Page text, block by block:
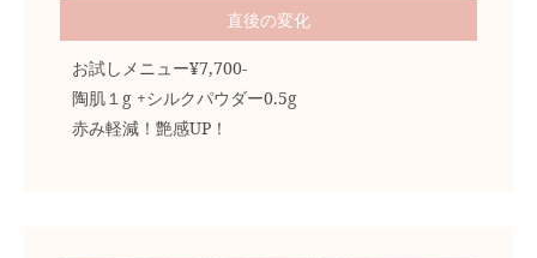
直後の変化
お試しメニュー¥7,700-
陶肌１g +シルクパウダー0.5g
赤み軽減！艶感UP！